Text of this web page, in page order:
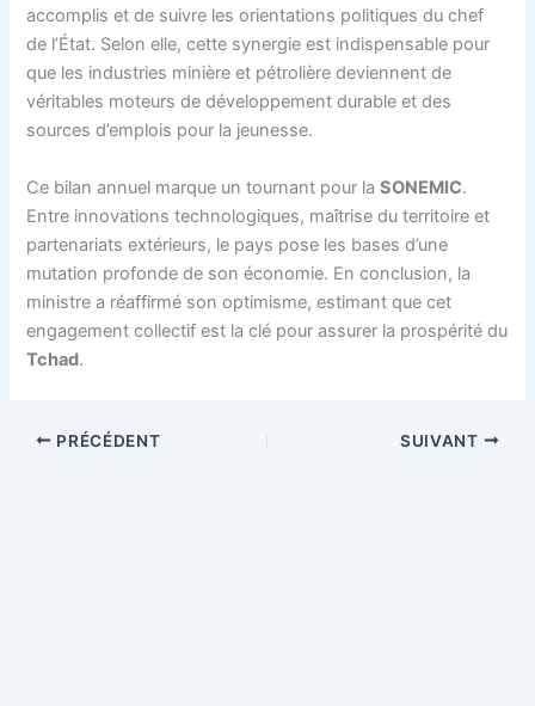
accomplis et de suivre les orientations politiques du chef
de l’État. Selon elle, cette synergie est indispensable pour
que les industries minière et pétrolière deviennent de
véritables moteurs de développement durable et des
sources d’emplois pour la jeunesse.
Ce bilan annuel marque un tournant pour laSONEMIC.
Entre innovations technologiques, maîtrise du territoire et
partenariats extérieurs, le pays pose les bases d’une
mutation profonde de son économie. En conclusion, la
ministre a réaffirmé son optimisme, estimant que cet
engagement collectif est la clé pour assurer la prospérité du
Tchad.
PRÉCÉDENT SUIVANT